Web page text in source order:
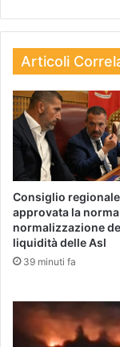
Articoli
Consiglio
approvata la
normalizzazione
liquidità delle Asl
39 minuti fa